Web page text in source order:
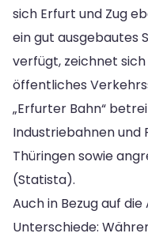
sich Erfurt und Zug
ein gut ausgebautes
verfügt, zeichnet
öffentliches
„Erfurter Bahn“
Industriebahnen und
Thüringen sowie
(Statista).
Auch in Bezug auf
Unterschiede: